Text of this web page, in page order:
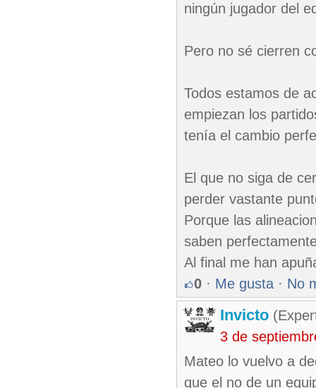
ningún jugador del
Pero no sé cierren
Todos estamos de
empiezan los
tenía el cambio
El que no siga de
perder vastante
Porque las
saben
Al final me han
0 · Me gusta · No
Invicto
3 de
Mateo lo vuelvo a
que el no de un